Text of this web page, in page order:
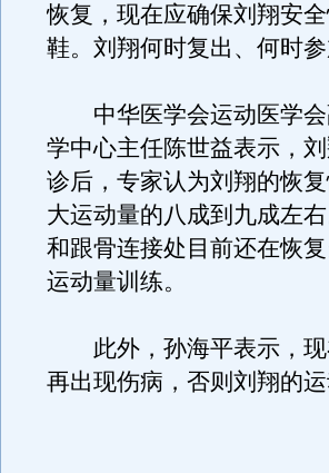
恢复，现在应确保刘翔安
鞋。刘翔何时复出、何时
中华医学会运动医学会
学中心主任陈世益表示，
诊后，专家认为刘翔的恢
大运动量的八成到九成左
和跟骨连接处目前还在恢
运动量训练。
此外，孙海平表示，现
再出现伤病，否则刘翔的